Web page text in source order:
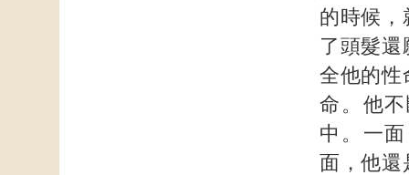
的時候，
了頭髮
全他的性
命。他
中。一
面，他還